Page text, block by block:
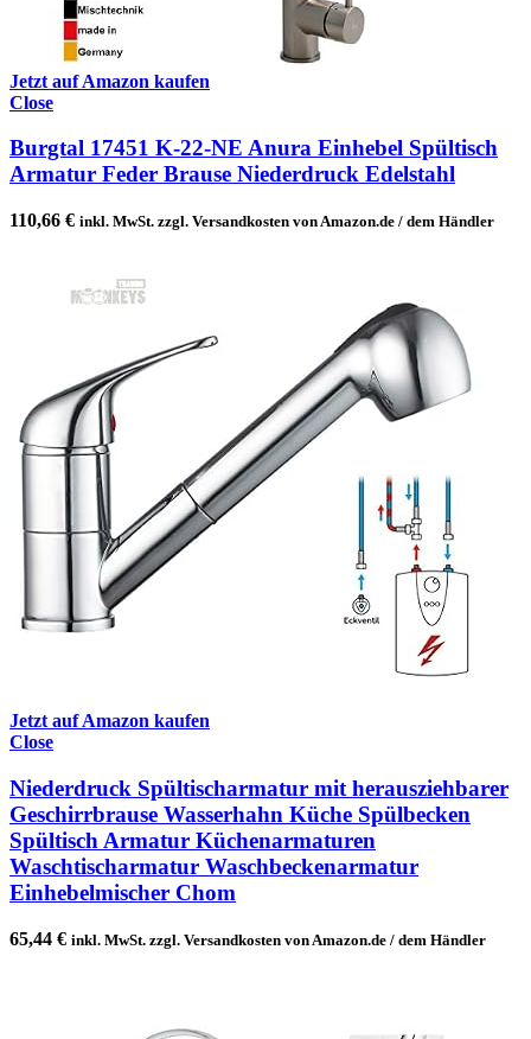
Jetzt auf Amazon kaufen
Close
Burgtal 17451 K-22-NE Anura Einhebel Spültisch
Armatur Feder Brause Niederdruck Edelstahl
110,66 € inkl. MwSt. zzgl. Versandkosten von Amazon.de / dem Händler
Jetzt auf Amazon kaufen
Close
Niederdruck Spültischarmatur mit herausziehbarer
Geschirrbrause Wasserhahn Küche Spülbecken
Spültisch Armatur Küchenarmaturen
Waschtischarmatur Waschbeckenarmatur
Einhebelmischer Chom
65,44 € inkl. MwSt. zzgl. Versandkosten von Amazon.de / dem Händler